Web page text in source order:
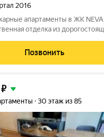
2016
апартаменты в ЖК NEVA
отделка из
зону с изолированной
ванную комнату,
Позвонить
₽
30 этаж из 85